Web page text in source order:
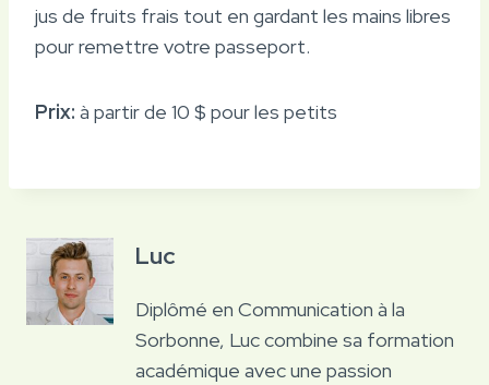
jus de fruits frais tout en gardant les mains libres
pour remettre votre passeport.
Prix: à partir de 10 $ pour les petits
Luc
Diplômé en Communication à la
Sorbonne, Luc combine sa formation
académique avec une passion